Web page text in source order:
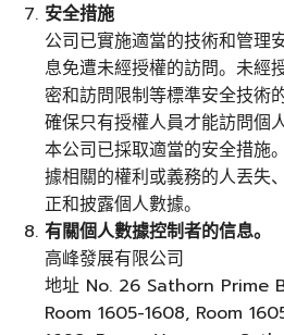
安全措施
公司已實施適當的技術和管理
息免遭未經授權的訪問。未經
密和訪問限制等標準安全技術
確保只有授權人員才能訪問個
本公司已採取適當的安全措施
據相關的權利或義務的人丟失
正和披露個人數據。
有關個人數據控制者的信息。
高峰發展有限公司
地址 No. 26 Sathorn Prime
Room 1605-1608, Room